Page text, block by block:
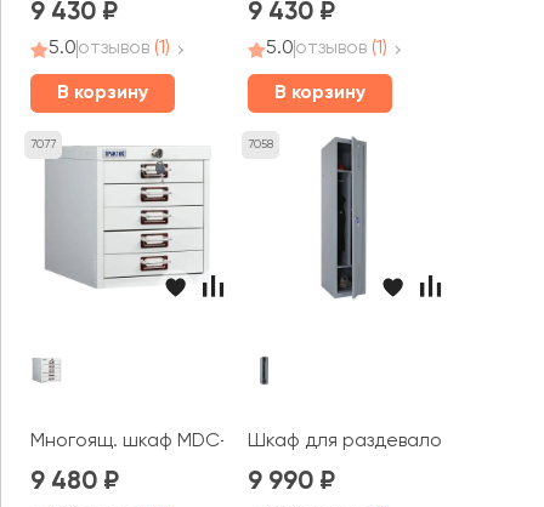
9 430
5.0отзывов (1)
В корзину
9 430
5.0отзывов (1)
В корзину
7077
Многоящ. шкаф MDC-A4/315/5
9 480
7058
Шкаф для раздевалок
9 990